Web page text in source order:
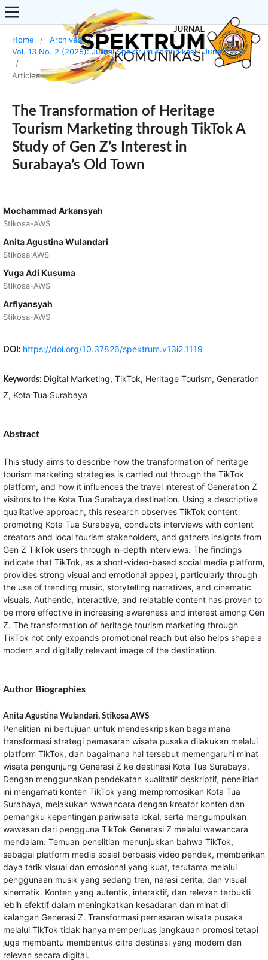
Home / Archives
/
Vol. 13 No. 2 (2025): Jurnal Spektrum Komunikasi : June 2025
/
Articles
The Transformation of Heritage
Tourism Marketing through TikTok A
Study of Gen Z’s Interest in
Surabaya’s Old Town
Mochammad Arkansyah
Stikosa-AWS
Anita Agustina Wulandari
Stikosa AWS
Yuga Adi Kusuma
Stikosa-AWS
Arfiyansyah
Stikosa-AWS
DOI: https://doi.org/10.37826/spektrum.v13i2.1119
Keywords: Digital Marketing, TikTok, Heritage Tourism, Generation
Z, Kota Tua Surabaya
Abstract
This study aims to describe how the transformation of heritage
tourism marketing strategies is carried out through the TikTok
platform, and how it influences the travel interest of Generation Z
visitors to the Kota Tua Surabaya destination. Using a descriptive
qualitative approach, this research observes TikTok content
promoting Kota Tua Surabaya, conducts interviews with content
creators and local tourism stakeholders, and gathers insights from
Gen Z TikTok users through in-depth interviews. The findings
indicate that TikTok, as a short-video-based social media platform,
provides strong visual and emotional appeal, particularly through
the use of trending music, storytelling narratives, and cinematic
visuals. Authentic, interactive, and relatable content has proven to
be more effective in increasing awareness and interest among Gen
Z. The transformation of heritage tourism marketing through
TikTok not only expands promotional reach but also helps shape a
modern and digitally relevant image of the destination.
Author Biographies
Anita Agustina Wulandari, Stikosa AWS
Penelitian ini bertujuan untuk mendeskripsikan bagaimana
transformasi strategi pemasaran wisata pusaka dilakukan melalui
platform TikTok, dan bagaimana hal tersebut memengaruhi minat
wisata pengunjung Generasi Z ke destinasi Kota Tua Surabaya.
Dengan menggunakan pendekatan kualitatif deskriptif, penelitian
ini mengamati konten TikTok yang mempromosikan Kota Tua
Surabaya, melakukan wawancara dengan kreator konten dan
pemangku kepentingan pariwisata lokal, serta mengumpulkan
wawasan dari pengguna TikTok Generasi Z melalui wawancara
mendalam. Temuan penelitian menunjukkan bahwa TikTok,
sebagai platform media sosial berbasis video pendek, memberikan
daya tarik visual dan emosional yang kuat, terutama melalui
penggunaan musik yang sedang tren, narasi cerita, dan visual
sinematik. Konten yang autentik, interaktif, dan relevan terbukti
lebih efektif dalam meningkatkan kesadaran dan minat di
kalangan Generasi Z. Transformasi pemasaran wisata pusaka
melalui TikTok tidak hanya memperluas jangkauan promosi tetapi
juga membantu membentuk citra destinasi yang modern dan
relevan secara digital.